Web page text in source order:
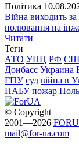
Полiтика
Війна виходить
полювання на
Читати
Теги
АТО УПЦ РФ
Донбасс Украина
ГПУ суд війна в
НАБУ пожар
© Copyright
2001—2026
mail@for-ua.com